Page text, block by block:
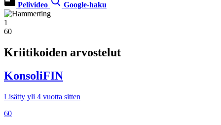
Pelivideo Google-haku
1
60
Kriitikoiden arvostelut
KonsoliFIN
Lisätty yli 4 vuotta sitten
60